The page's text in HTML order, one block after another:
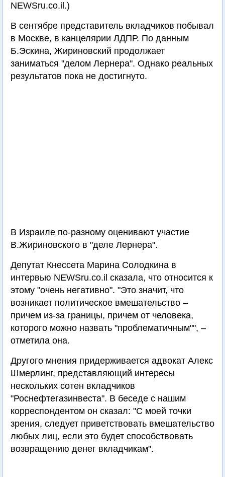
NEWSru.co.il.)
В сентябре представитель вкладчиков побывал
в Москве, в канцелярии ЛДПР. По данным
Б.Эскина, Жириновский продолжает
заниматься "делом Лернера". Однако реальных
результатов пока не достигнуто.
В Израиле по-разному оценивают участие
В.Жириновского в "деле Лернера".
Депутат Кнессета Марина Солодкина в
интервью NEWSru.co.il сказала, что относится к
этому "очень негативно". "Это значит, что
возникает политическое вмешательство –
причем из-за границы, причем от человека,
которого можно назвать "проблематичным"", –
отметила она.
Другого мнения придерживается адвокат Алекс
Шмерлинг, представляющий интересы
нескольких сотен вкладчиков
"Роснефтегазинвеста". В беседе с нашим
корреспондентом он сказал: "С моей точки
зрения, следует приветствовать вмешательство
любых лиц, если это будет способствовать
возвращению денег вкладчикам".